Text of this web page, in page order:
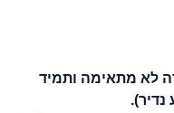
לא מתאימה ותמיד